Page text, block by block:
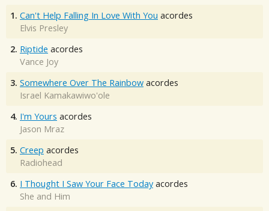
1. Can't Help Falling In Love With You acordes
Elvis Presley
2. Riptide acordes
Vance Joy
3. Somewhere Over The Rainbow acordes
Israel Kamakawiwo'ole
4. I'm Yours acordes
Jason Mraz
5. Creep acordes
Radiohead
6. I Thought I Saw Your Face Today acordes
She and Him